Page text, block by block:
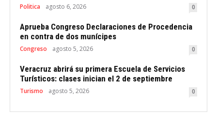
Politica agosto 6, 2026 0
Aprueba Congreso Declaraciones de Procedencia
en contra de dos munícipes
Congreso agosto 5, 2026 0
Veracruz abrirá su primera Escuela de Servicios
Turísticos: clases inician el 2 de septiembre
Turismo agosto 5, 2026 0